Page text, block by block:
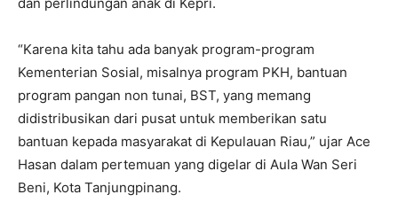
“Karena kita tahu ada banyak program-program
Kementerian Sosial, misalnya program PKH, bantuan
program pangan non tunai, BST, yang memang
didistribusikan dari pusat untuk memberikan satu
bantuan kepada masyarakat di Kepulauan Riau,” ujar Ace
Hasan dalam pertemuan yang digelar di Aula Wan Seri
Beni, Kota Tanjungpinang.